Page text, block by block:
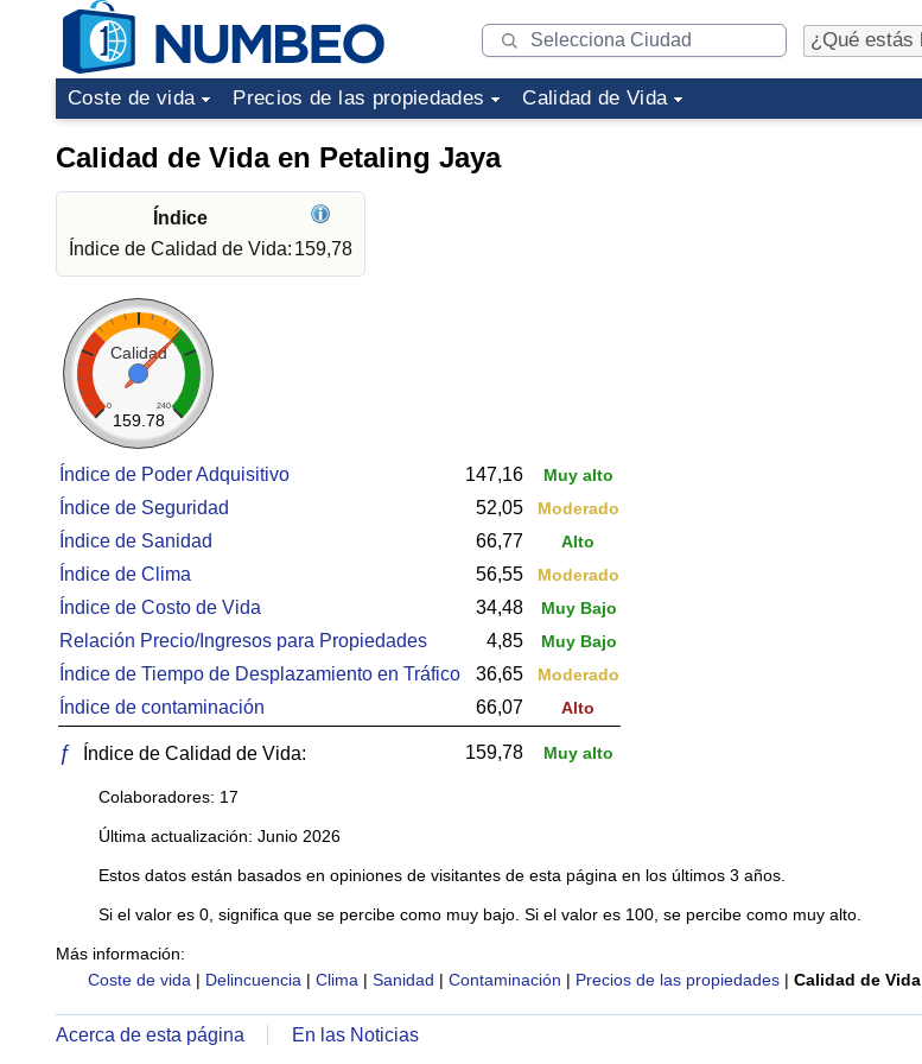
Coste de vida Precios de las propiedades Calidad de Vida
Calidad de Vida en Petaling Jaya
Índice
Índice de Calidad de Vida: 159,78
Calidad
0 240
159.78
Índice de Poder Adquisitivo 147,16 Muy alto
Índice de Seguridad 52,05 Moderado
Índice de Sanidad 66,77 Alto
Índice de Clima 56,55 Moderado
Índice de Costo de Vida 34,48 Muy Bajo
Relación Precio/Ingresos para Propiedades 4,85 Muy Bajo
Índice de Tiempo de Desplazamiento en Tráfico 36,65 Moderado
Índice de contaminación 66,07 Alto
ƒ Índice de Calidad de Vida: 159,78 Muy alto
Colaboradores: 17
Última actualización: Junio 2026
Estos datos están basados en opiniones de visitantes de esta página en los últimos 3 años.
Si el valor es 0, significa que se percibe como muy bajo. Si el valor es 100, se percibe como muy alto.
Más información:
Coste de vida | Delincuencia | Clima | Sanidad | Contaminación | Precios de las propiedades | Calidad de Vida
Acerca de esta página En las Noticias